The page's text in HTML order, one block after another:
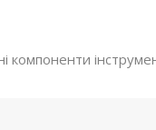
компоненти